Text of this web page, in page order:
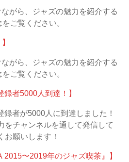
がら、ジャズの魅力を紹介する
ご覧ください。
がら、ジャズの魅力を紹介する
ご覧ください。
録者5000人到達！】
録者が5000人に到達しました！
をチャンネルを通して発信して
お願いします！
2015〜2019年のジャズ喫茶』】